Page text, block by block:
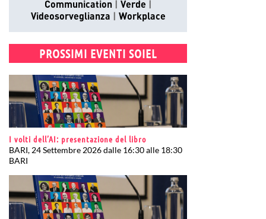
Communication
Verde
Videosorveglianza
Workplace
PROSSIMI EVENTI SOIEL
I volti dell’AI: presentazione del libro
BARI, 24 Settembre 2026 dalle 16:30 alle 18:30
BARI